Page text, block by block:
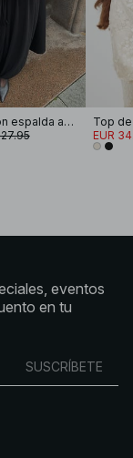
Top peplum con espalda abierta y tirantes
EUR
eventos
en tu
SUSCRÍBETE